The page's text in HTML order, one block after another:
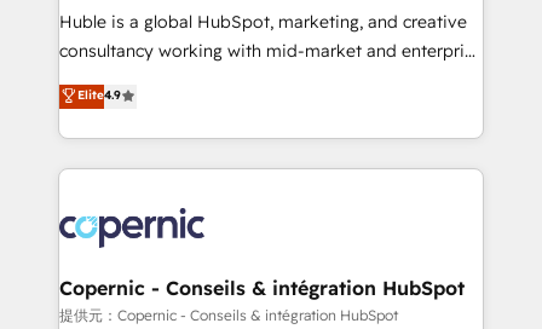
Get your sales team fully using HubSpot • Track
pipeline and revenue across the entire buyer journey
growth • Create content and videos that attract
buyers • Use AI to scale smarter Our coaching-led
lasts. So if you're ready to become the most trusted
voice in your market, let’s talk.
Huble is a global HubSpot, marketing, and creative
consultancy working with mid-market and enterprise
businesses. We go beyond implementation, shaping
the strategy, processes, and teams that turn
HubSpot into a genuine growth engine. Named
HubSpot's Global Partner of the Year in 2024,
worldwide, and with over 15 years in the ecosystem,
Huble has built a track record that speaks for itself.
One company, one operating model, delivering
across offices and consulting teams in the UK, USA,
Elite4.9
Copernic - Conseils & intégration HubSpot
提供元：Copernic - Conseils & intégration HubSpot